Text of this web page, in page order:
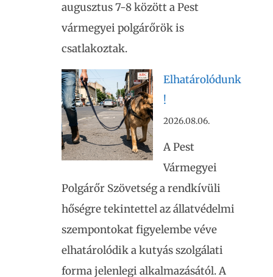
augusztus 7-8 között a Pest
vármegyei polgárőrök is
csatlakoztak.
Elhatárolódunk
!
2026.08.06.
A Pest
Vármegyei
Polgárőr Szövetség a rendkívüli
hőségre tekintettel az állatvédelmi
szempontokat figyelembe véve
elhatárolódik a kutyás szolgálati
forma jelenlegi alkalmazásától. A